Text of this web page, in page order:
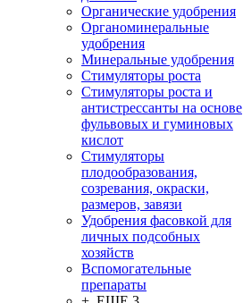
Органические удобрения
Органоминеральные
удобрения
Минеральные удобрения
Стимуляторы роста
Стимуляторы роста и
антистрессанты на основе
фульвовых и гуминовых
кислот
Стимуляторы
плодообразования,
созревания, окраски,
размеров, завязи
Удобрения фасовкой для
личных подсобных
хозяйств
Вспомогательные
препараты